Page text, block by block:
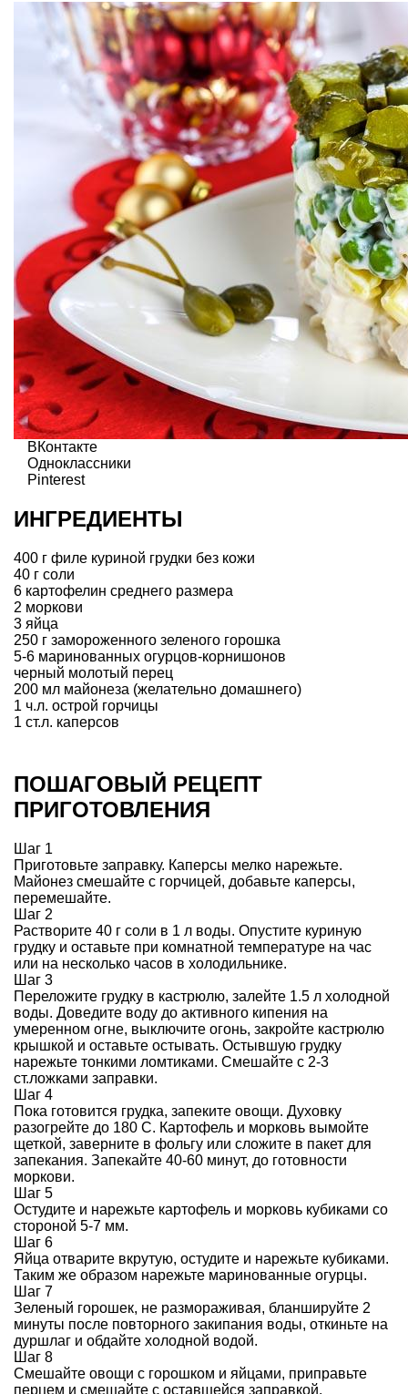
ВКонтакте
Одноклассники
Pinterest
ИНГРЕДИЕНТЫ
400 г филе куриной грудки без кожи
40 г соли
6 картофелин среднего размера
2 моркови
3 яйца
250 г замороженного зеленого горошка
5-6 маринованных огурцов-корнишонов
черный молотый перец
200 мл майонеза (желательно домашнего)
1 ч.л. острой горчицы
1 ст.л. каперсов
ПОШАГОВЫЙ РЕЦЕПТ
ПРИГОТОВЛЕНИЯ
Шаг 1
Приготовьте заправку. Каперсы мелко нарежьте.
Майонез смешайте с горчицей, добавьте каперсы,
перемешайте.
Шаг 2
Растворите 40 г соли в 1 л воды. Опустите куриную
грудку и оставьте при комнатной температуре на час
или на несколько часов в холодильнике.
Шаг 3
Переложите грудку в кастрюлю, залейте 1.5 л холодной
воды. Доведите воду до активного кипения на
умеренном огне, выключите огонь, закройте кастрюлю
крышкой и оставьте остывать. Остывшую грудку
нарежьте тонкими ломтиками. Смешайте с 2-3
ст.ложками заправки.
Шаг 4
Пока готовится грудка, запеките овощи. Духовку
разогрейте до 180 С. Картофель и морковь вымойте
щеткой, заверните в фольгу или сложите в пакет для
запекания. Запекайте 40-60 минут, до готовности
моркови.
Шаг 5
Остудите и нарежьте картофель и морковь кубиками со
стороной 5-7 мм.
Шаг 6
Яйца отварите вкрутую, остудите и нарежьте кубиками.
Таким же образом нарежьте маринованные огурцы.
Шаг 7
Зеленый горошек, не размораживая, бланшируйте 2
минуты после повторного закипания воды, откиньте на
дуршлаг и обдайте холодной водой.
Шаг 8
Смешайте овощи с горошком и яйцами, приправьте
перцем и смешайте с оставшейся заправкой.